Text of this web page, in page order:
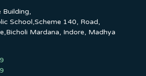
Building,
School,Scheme 140, Road,
Mardana, Indore, Madhya